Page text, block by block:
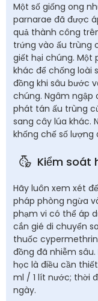
Một số giống ong
parnarae đã được
quả thành công
trứng vào ấu trùng
giết hại chúng.
khác để chống loài
đồng khi sâu bước
chúng. Ngâm ngập
phát tán ấu trùng
sang cây lúa khác.
khống chế số lượng
Kiểm soát
Hãy luôn xem xét
pháp phòng ngừa
phạm vi có thể áp
cắn gié di chuyển
thuốc
đồng đã nhiễm
học là điều cần
ml / 1 lít nước; thời
ngày.